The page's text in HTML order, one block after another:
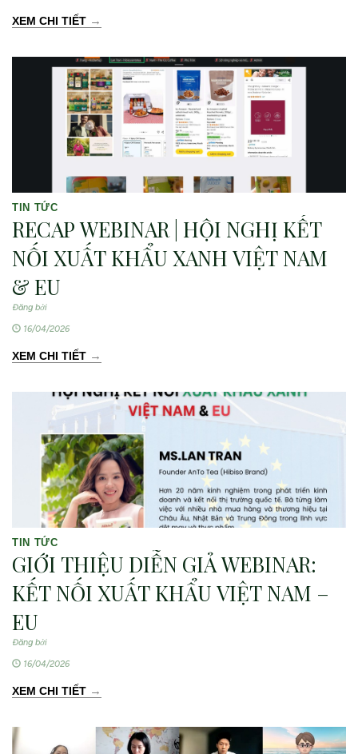
XEM CHI TIẾT →
TIN TỨC
RECAP WEBINAR | HỘI NGHỊ KẾT
NỐI XUẤT KHẨU XANH VIỆT NAM
& EU
Đăng bởi
16/04/2026
XEM CHI TIẾT →
TIN TỨC
GIỚI THIỆU DIỄN GIẢ WEBINAR:
KẾT NỐI XUẤT KHẨU VIỆT NAM –
EU
Đăng bởi
16/04/2026
XEM CHI TIẾT →